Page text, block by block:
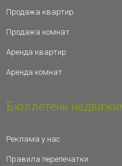
Продажа квартир
Продажа комнат
Аренда квартир
Аренда комнат
Бюллетень
Реклама у нас
Правила перепечатки